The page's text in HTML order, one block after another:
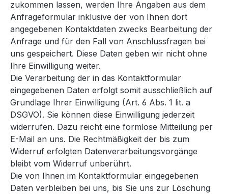
zukommen lassen, werden Ihre Angaben aus dem
Anfrageformular inklusive der von Ihnen dort
angegebenen Kontaktdaten zwecks Bearbeitung der
Anfrage und für den Fall von Anschlussfragen bei
uns gespeichert. Diese Daten geben wir nicht ohne
Ihre Einwilligung weiter.
Die Verarbeitung der in das Kontaktformular
eingegebenen Daten erfolgt somit ausschließlich auf
Grundlage Ihrer Einwilligung (Art. 6 Abs. 1 lit. a
DSGVO). Sie können diese Einwilligung jederzeit
widerrufen. Dazu reicht eine formlose Mitteilung per
E-Mail an uns. Die Rechtmäßigkeit der bis zum
Widerruf erfolgten Datenverarbeitungsvorgänge
bleibt vom Widerruf unberührt.
Die von Ihnen im Kontaktformular eingegebenen
Daten verbleiben bei uns, bis Sie uns zur Löschung